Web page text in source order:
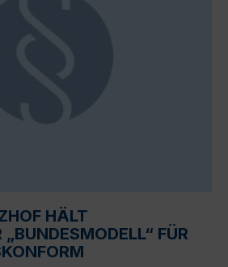
HÄLT
„BUNDESMODELL“ FÜR